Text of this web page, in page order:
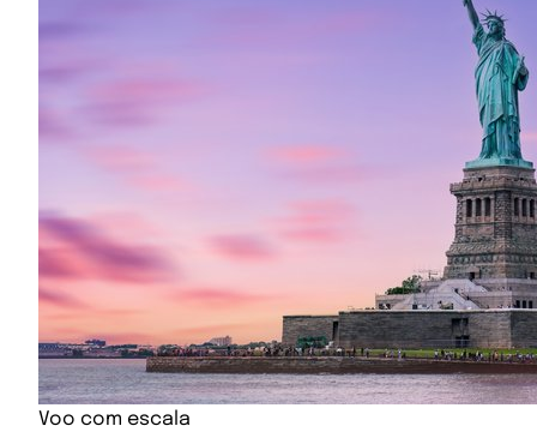
Voo com escala